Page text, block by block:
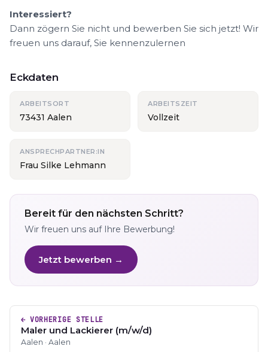
Interessiert?
Dann zögern Sie nicht und bewerben Sie sich jetzt! Wir
freuen uns darauf, Sie kennenzulernen
Eckdaten
ARBEITSORT
73431 Aalen
ARBEITSZEIT
Vollzeit
ANSPRECHPARTNER:IN
Frau Silke Lehmann
Bereit für den nächsten Schritt?
Wir freuen uns auf Ihre Bewerbung!
Jetzt bewerben →
← VORHERIGE STELLE
Maler und Lackierer (m/w/d)
Aalen · Aalen